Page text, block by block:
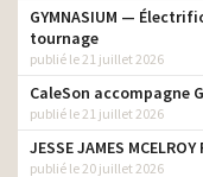
GYMNASIUM —
tournage
publié le 21 juillet 2026
CaleSon accompagne
publié le 21 juillet 2026
JESSE JAMES
publié le 20 juillet 2026